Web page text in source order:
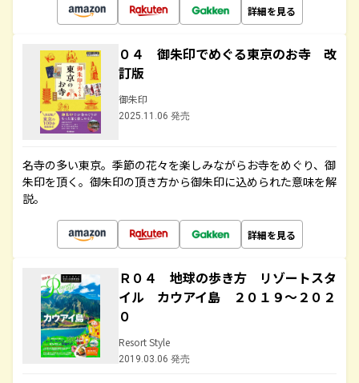
詳細を見る
０４ 御朱印でめぐる東京のお寺 改
訂版
御朱印
2025.11.06 発売
名寺の多い東京。季節の花々を楽しみながらお寺をめぐり、御
朱印を頂く。御朱印の頂き方から御朱印に込められた意味を解
説。
詳細を見る
Ｒ０４ 地球の歩き方 リゾートスタ
イル カウアイ島 ２０１９～２０２
０
Resort Style
2019.03.06 発売